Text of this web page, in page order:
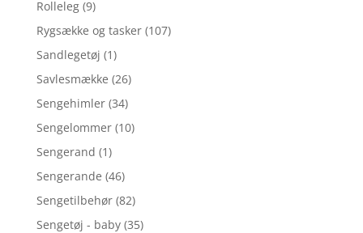
Rolleleg (9)
Rygsække og tasker (107)
Sandlegetøj (1)
Savlesmække (26)
Sengehimler (34)
Sengelommer (10)
Sengerand (1)
Sengerande (46)
Sengetilbehør (82)
Sengetøj - baby (35)